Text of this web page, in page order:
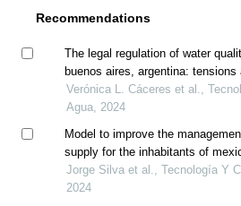
Recommendations
The legal regulation of water
buenos aires, argentina:
criteria
Verónica L. Cáceres et al.,
Agua, 2024
Model to improve the
supply for the inhabitants of
Jorge Silva et al., Tecnología Y
2024